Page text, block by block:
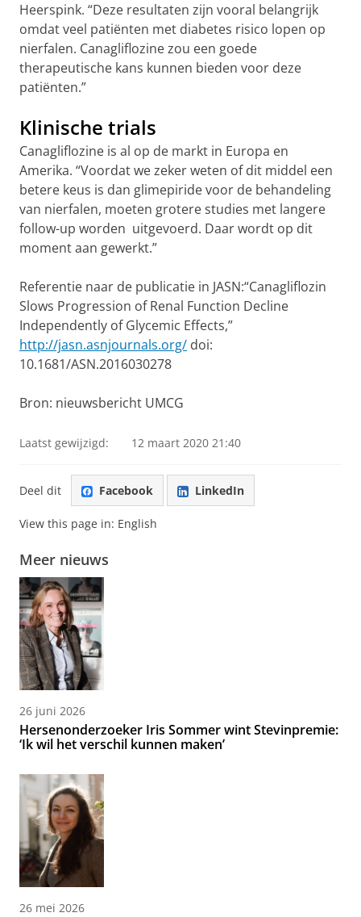
Heerspink. “Deze resultaten zijn vooral belangrijk
omdat veel patiënten met diabetes risico lopen op
nierfalen. Canagliflozine zou een goede
therapeutische kans kunnen bieden voor deze
patiënten.”
Klinische trials
Canagliflozine is al op de markt in Europa en
Amerika. “Voordat we zeker weten of dit middel een
betere keus is dan glimepiride voor de behandeling
van nierfalen, moeten grotere studies met langere
follow-up worden uitgevoerd. Daar wordt op dit
moment aan gewerkt.”
Referentie naar de publicatie in JASN:“Canagliflozin
Slows Progression of Renal Function Decline
Independently of Glycemic Effects,”
http://jasn.asnjournals.org/ doi:
10.1681/ASN.2016030278
Bron: nieuwsbericht UMCG
Laatst gewijzigd: 12 maart 2020 21:40
Deel dit Facebook LinkedIn
View this page in: English
Meer nieuws
26 juni 2026
Hersenonderzoeker Iris Sommer wint Stevinpremie:
‘Ik wil het verschil kunnen maken’
26 mei 2026